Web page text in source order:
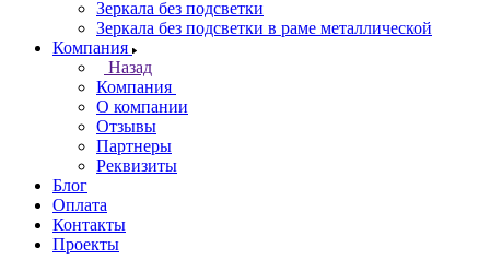
Зеркала без подсветки
Зеркала без подсветки в раме металлической
Компания
Назад
Компания
О компании
Отзывы
Партнеры
Реквизиты
Блог
Оплата
Контакты
Проекты